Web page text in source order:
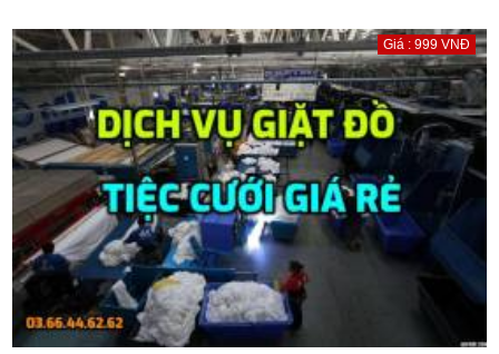
Giá : 999 VNĐ